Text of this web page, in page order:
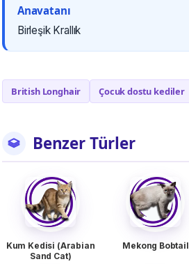
Anavatanı
Birleşik Krallık
British Longhair Çocuk dostu kediler
Benzer Türler
Kum Kedisi (Arabian
Sand Cat)
Mekong Bobtail